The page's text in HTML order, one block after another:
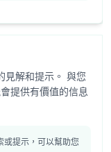
見解和提示。 與您
提供有價值的信息
或提示，可以幫助您